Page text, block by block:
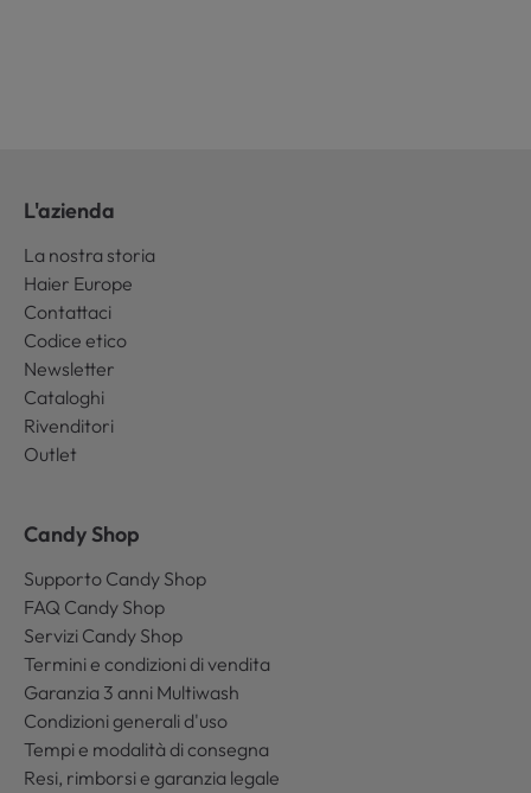
L'azienda
La nostra storia
Haier Europe
Contattaci
Codice etico
Newsletter
Cataloghi
Rivenditori
Outlet
Candy Shop
Supporto Candy Shop
FAQ Candy Shop
Servizi Candy Shop
Termini e condizioni di vendita
Garanzia 3 anni Multiwash
Condizioni generali d'uso
Tempi e modalità di consegna
Resi, rimborsi e garanzia legale